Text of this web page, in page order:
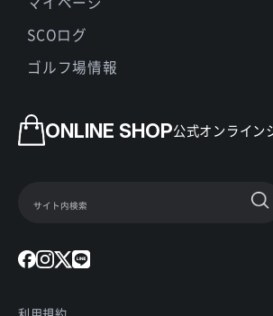
ONLINE SHOP公式オンライン
SCOログ
ゴルフ場情報